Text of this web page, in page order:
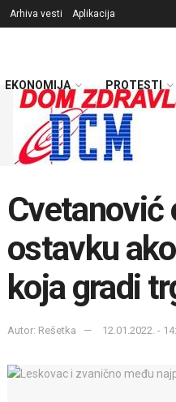
Arhiva vesti Aplikacija
EKONOMIJA PROTESTI
Cvetanović
ostavku
koja gradi
Autor: Rešetka 12.01.2022. -